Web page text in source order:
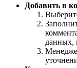
Добавить в
данных,